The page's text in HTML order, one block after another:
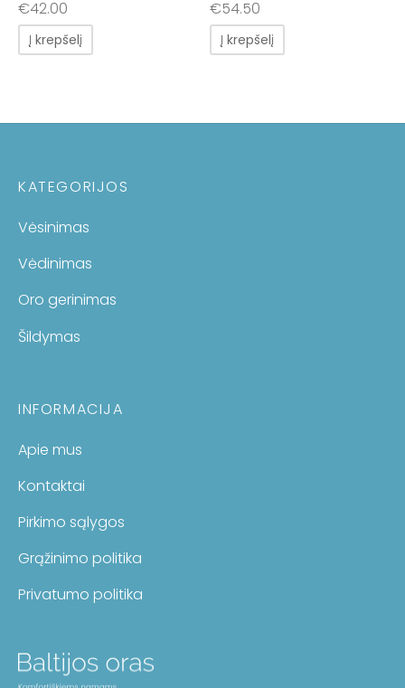
€42.00
Į krepšelį
€54.50
Į krepšelį
KATEGORIJOS
Vėsinimas
Vėdinimas
Oro gerinimas
Šildymas
INFORMACIJA
Apie mus
Kontaktai
Pirkimo sąlygos
Grąžinimo politika
Privatumo politika